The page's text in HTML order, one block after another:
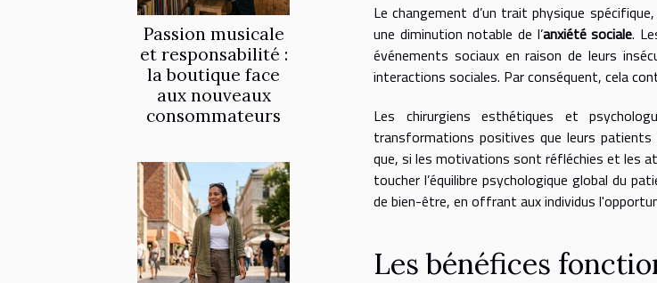
Passion musicale
et responsabilité :
la boutique face
aux nouveaux
consommateurs
Le changement d’un trait physique
une diminution notable de l’anxiété sociale.
événements sociaux en raison de leurs
interactions sociales. Par conséquent, cela
Les chirurgiens esthétiques et
transformations positives que leurs
que, si les motivations sont réfléchies et les
toucher l’équilibre psychologique global du
de bien-être, en offrant aux individus
Les bénéfices